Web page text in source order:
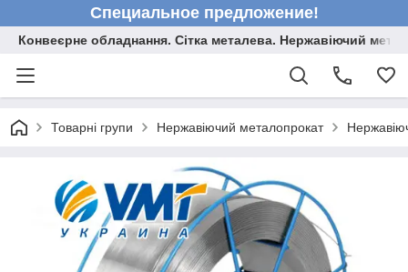
Специальное предложение!
Конвеєрне обладнання. Сітка металева. Нержавіючий
Товарні групи Нержавіючий металопрокат